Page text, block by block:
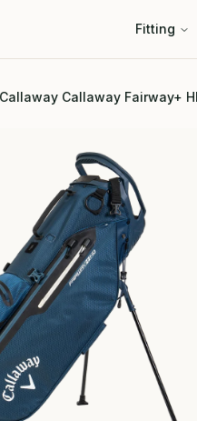
Fitting
Callaway Callaway Fairway+